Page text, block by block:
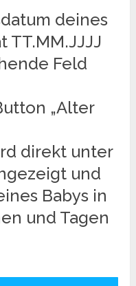
deines
TT.MM.JJJJ
Feld
„Alter
direkt unter
und
Babys in
und Tagen